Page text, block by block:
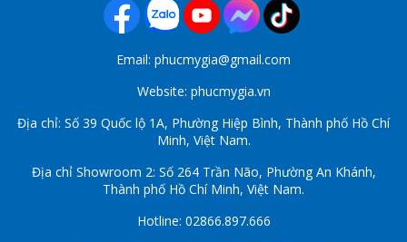
Email: phucmygia@gmail.com
Website: phucmygia.vn
Địa chỉ: Số 39 Quốc lộ 1A, Phường Hiệp Bình, Thành phố Hồ Chí
Minh, Việt Nam.
Địa chỉ Showroom 2: Số 264 Trần Não, Phường An Khánh,
Thành phố Hồ Chí Minh, Việt Nam.
Hotline: 02866.897.666